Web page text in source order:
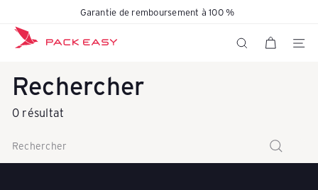
contenu
Garantie de remboursement à 100 %
K
o
f
RECHERCHER
Rechercher
0 résultat
Rechercher